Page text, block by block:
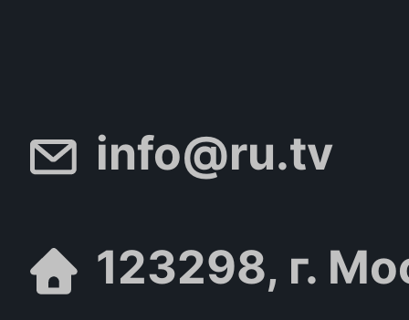
info@ru.tv
123298, г.